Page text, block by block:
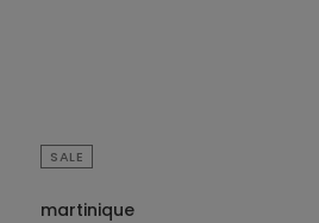
SALE
martinique